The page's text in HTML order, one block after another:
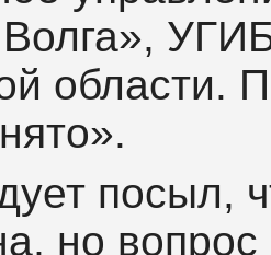
области.
посыл,
но